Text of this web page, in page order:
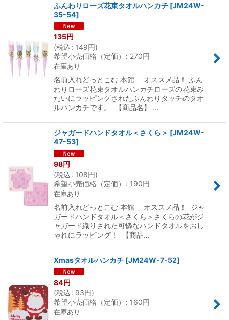
ふんわりローズ花束タオルハンカチ [JM24W-
35-54]
135円
(税込: 149円)
希望小売価格（定価）
: 270円
在庫あり
名前入れどっとこむ 本館 オススメ品！ ふん
わりローズ花束タオルハンカチローズの花束み
たいにラッピングされたふんわりタッチのタオ
ルハンカチです。 【商品名】 …
ジャガードハンドタオル＜さくら＞ [JM24W-
47-53]
98円
(税込: 108円)
希望小売価格（定価）
: 190円
在庫あり
名前入れどっとこむ 本館 オススメ品！ ジャ
ガードハンドタオル＜さくら＞さくらの花がジ
ャガード織りされた可憐なハンドタオルをおし
ゃれにラッピング！ 【商品…
Xmasタオルハンカチ [JM24W-7-52]
84円
(税込: 93円)
希望小売価格（定価）
: 160円
在庫あり